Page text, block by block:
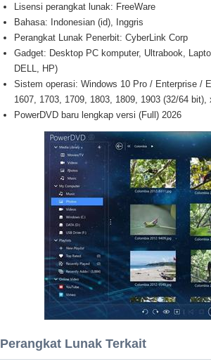
Lisensi perangkat lunak: FreeWare
Bahasa: Indonesian (id), Inggris
Perangkat Lunak Penerbit: CyberLink Corp
Gadget: Desktop PC komputer, Ultrabook,
DELL, HP)
Sistem operasi: Windows 10 Pro / Enterprise /
1607, 1703, 1709, 1803, 1809, 1903 (32/64 bit),
PowerDVD baru lengkap versi (Full) 2026
Perangkat Lunak Terkait